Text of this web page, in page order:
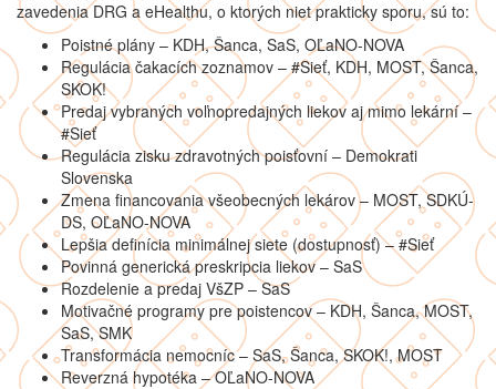
zavedenia DRG a eHealthu, o ktorých niet prakticky sporu, sú to:
Poistné plány – KDH, Šanca, SaS, OĽaNO-NOVA
Regulácia čakacích zoznamov – #Sieť, KDH, MOST, Šanca,
SKOK!
Predaj vybraných voľnopredajných liekov aj mimo lekární –
#Sieť
Regulácia zisku zdravotných poisťovní – Demokrati
Slovenska
Zmena financovania všeobecných lekárov – MOST, SDKÚ-
DS, OĽaNO-NOVA
Lepšia definícia minimálnej siete (dostupnosť) – #Sieť
Povinná generická preskripcia liekov – SaS
Rozdelenie a predaj VšZP – SaS
Motivačné programy pre poistencov – KDH, Šanca, MOST,
SaS, SMK
Transformácia nemocníc – SaS, Šanca, SKOK!, MOST
Reverzná hypotéka – OĽaNO-NOVA